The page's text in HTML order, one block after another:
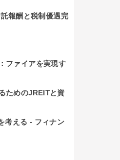
報酬と税制優遇完
ファイアを実現す
ためのJREITと資
考える - フィナン